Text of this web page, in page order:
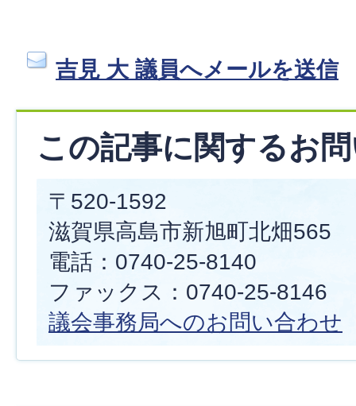
吉見 大 議員へメールを送信
この記事に関するお
〒520-1592
滋賀県高島市新旭町北畑565
電話：0740-25-8140
ファックス：0740-25-8146
議会事務局へのお問い合わせ